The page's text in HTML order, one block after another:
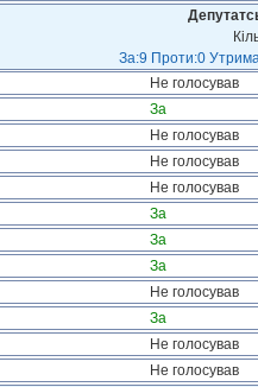
За:9 Проти:0
Не голосував
За
Не голосував
Не голосував
Не голосував
За
За
За
Не голосував
За
Не голосував
Не голосував